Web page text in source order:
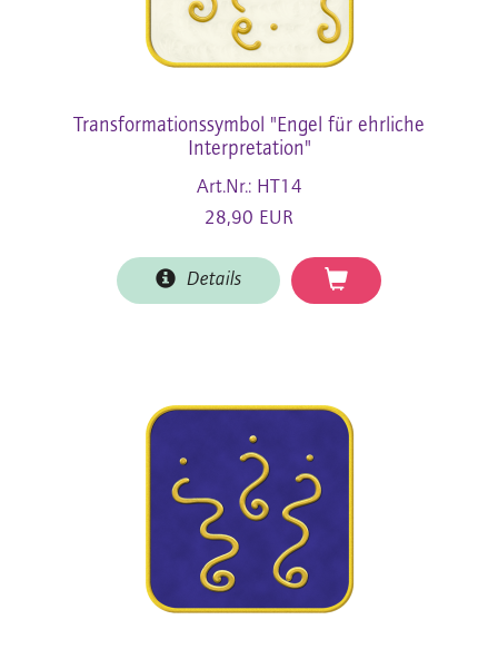
Transformationssymbol "Engel für ehrliche
Interpretation"
Art.Nr.: HT14
28,90 EUR
Details